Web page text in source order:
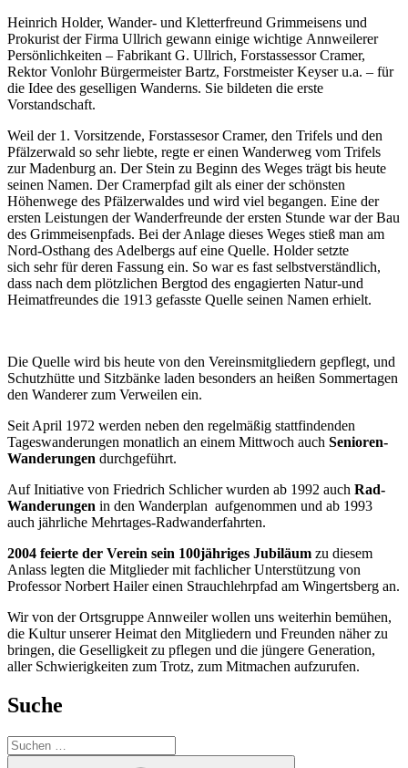
Heinrich Holder, Wander- und Kletterfreund Grimmeisens und
Prokurist der Firma Ullrich gewann einige wichtige Annweilerer
Persönlichkeiten – Fabrikant G. Ullrich, Forstassessor Cramer,
Rektor Vonlohr Bürgermeister Bartz, Forstmeister Keyser u.a. – für
die Idee des geselligen Wanderns. Sie bildeten die erste
Vorstandschaft.
Weil der 1. Vorsitzende, Forstassesor Cramer, den Trifels und den
Pfälzerwald so sehr liebte, regte er einen Wanderweg vom Trifels
zur Madenburg an. Der Stein zu Beginn des Weges trägt bis heute
seinen Namen. Der Cramerpfad gilt als einer der schönsten
Höhenwege des Pfälzerwaldes und wird viel begangen. Eine der
ersten Leistungen der Wanderfreunde der ersten Stunde war der Bau
des Grimmeisenpfads. Bei der Anlage dieses Weges stieß man am
Nord-Osthang des Adelbergs auf eine Quelle. Holder setzte
sich sehr für deren Fassung ein. So war es fast selbstverständlich,
dass nach dem plötzlichen Bergtod des engagierten Natur-und
Heimatfreundes die 1913 gefasste Quelle seinen Namen erhielt.
Die Quelle wird bis heute von den Vereinsmitgliedern gepflegt, und
Schutzhütte und Sitzbänke laden besonders an heißen Sommertagen
den Wanderer zum Verweilen ein.
Seit April 1972 werden neben den regelmäßig stattfindenden
Tageswanderungen monatlich an einem Mittwoch auch Senioren-
Wanderungen durchgeführt.
Auf Initiative von Friedrich Schlicher wurden ab 1992 auch Rad-
Wanderungen in den Wanderplan aufgenommen und ab 1993
auch jährliche Mehrtages-Radwanderfahrten.
2004 feierte der Verein sein 100jähriges Jubiläum zu diesem
Anlass legten die Mitglieder mit fachlicher Unterstützung von
Professor Norbert Hailer einen Strauchlehrpfad am Wingertsberg an.
Wir von der Ortsgruppe Annweiler wollen uns weiterhin bemühen,
die Kultur unserer Heimat den Mitgliedern und Freunden näher zu
bringen, die Geselligkeit zu pflegen und die jüngere Generation,
aller Schwierigkeiten zum Trotz, zum Mitmachen aufzurufen.
Suche
Suchen
nach: